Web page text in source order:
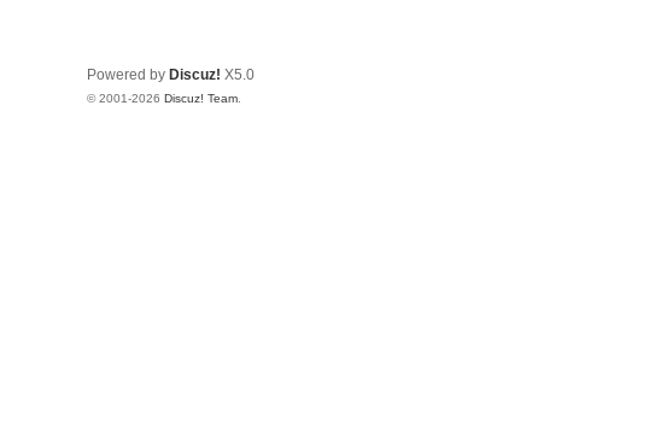
Powered by Discuz! X5.0
© 2001-2026 Discuz! Team